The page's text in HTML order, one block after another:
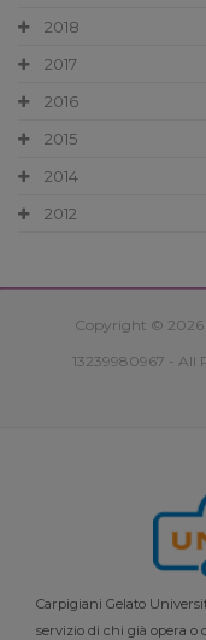
2018
2017
2016
2015
2014
2012
Copyright © 2026
13239980967 - All
Carpigiani Gelato
servizio di chi già opera o